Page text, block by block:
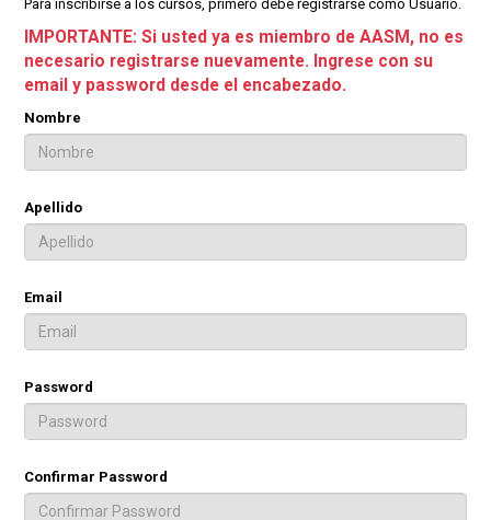
Para inscribirse a los cursos, primero debe registrarse como Usuario.
IMPORTANTE: Si usted ya es miembro de AASM, no es
necesario registrarse nuevamente. Ingrese con su
email y password desde el encabezado.
Nombre
Apellido
Email
Password
Confirmar Password